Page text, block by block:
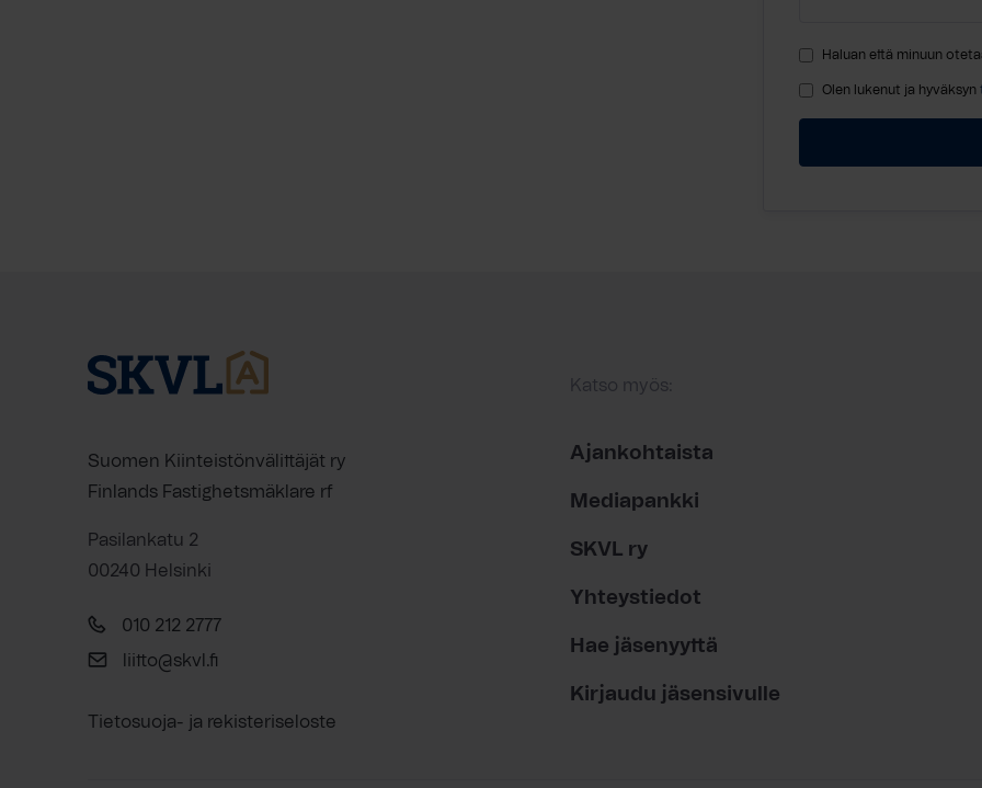
Haluan että minuun
Olen lukenut ja hyväksyn
Suomen Kiinteistönvälittäjät ry
Finlands Fastighetsmäklare rf
Pasilankatu 2
00240 Helsinki
010 212 2777
liitto@skvl.fi
Tietosuoja- ja rekisteriseloste
Katso myös:
Ajankohtaista
Mediapankki
SKVL ry
Yhteystiedot
Hae jäsenyyttä
Kirjaudu jäsensivulle